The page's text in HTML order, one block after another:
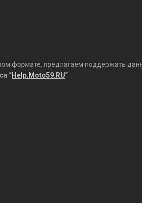
формате, предлагаем поддержать
“Help.Moto59.RU”